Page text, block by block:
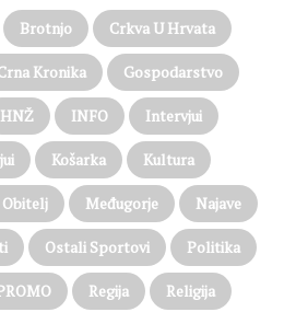
Brotnjo Crkva U Hrvata
Kronika Gospodarstvo
HNŽ INFO Intervjui
Košarka Kultura
Obitelj Međugorje Najave
Ostali Sportovi Politika
Regija Religija